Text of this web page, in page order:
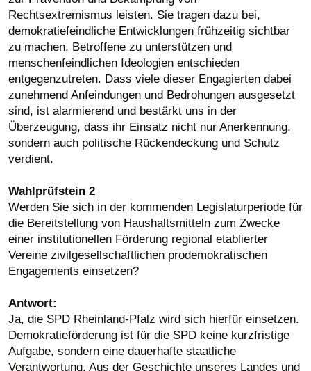
Rechtsextremismus leisten. Sie tragen dazu bei,
demokratiefeindliche Entwicklungen frühzeitig sichtbar
zu machen, Betroffene zu unterstützen und
menschenfeindlichen Ideologien entschieden
entgegenzutreten. Dass viele dieser Engagierten dabei
zunehmend Anfeindungen und Bedrohungen ausgesetzt
sind, ist alarmierend und bestärkt uns in der
Überzeugung, dass ihr Einsatz nicht nur Anerkennung,
sondern auch politische Rückendeckung und Schutz
verdient.
Wahlprüfstein 2
Werden Sie sich in der kommenden Legislaturperiode für
die Bereitstellung von Haushaltsmitteln zum Zwecke
einer institutionellen Förderung regional etablierter
Vereine zivilgesellschaftlichen prodemokratischen
Engagements einsetzen?
Antwort:
Ja, die SPD Rheinland-Pfalz wird sich hierfür einsetzen.
Demokratieförderung ist für die SPD keine kurzfristige
Aufgabe, sondern eine dauerhafte staatliche
Verantwortung. Aus der Geschichte unseres Landes und